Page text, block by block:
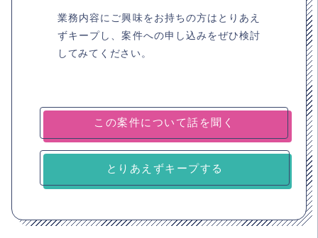
業務内容にご興味をお持ちの方はとりあえ
ずキープし、案件への申し込みをぜひ検討
してみてください。
とりあえずキープする